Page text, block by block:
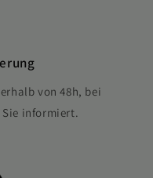
von 48h, bei
Sie informiert.